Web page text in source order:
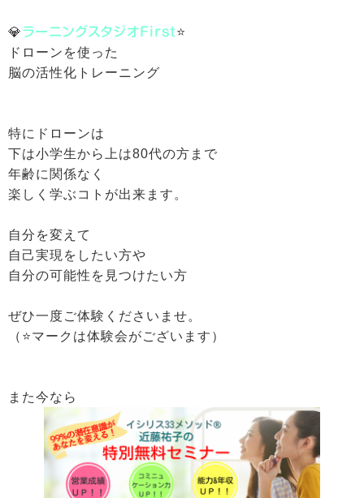
💎ラーニングスタジオFirst⭐️
ドローンを使った
脳の活性化トレーニング
特にドローンは
下は小学生から上は80代の方まで
年齢に関係なく
楽しく学ぶコトが出来ます。
自分を変えて
自己実現をしたい方や
自分の可能性を見つけたい方
ぜひ一度ご体験くださいませ。
（⭐️マークは体験会がございます）
また今なら